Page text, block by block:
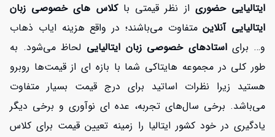
ایتالیایی حضوری از نظر قیمتی باکلاس های خصوصی زبان
ایتالیایی آنلاینمتفاوت می‌باشند؛ در واقع هزینه ایاب ذهاب
و… برایاستادهای خصوصی زبان ایتالیایی لحاظ می‌شود. به
طور کلی در مجموعه هایتاکی شما با بازه ای از قیمت‌ها روبرو
هستید زیرا نظرات اساتید برای درج قیمت بسیار متفاوت
می‌باشد. برخی سال‌های تجربه، عده ای نوآوری و برخی دیگر
یادگیری در خود کشور ایتالیا را زمینه تعیین قیمت برای کلاس